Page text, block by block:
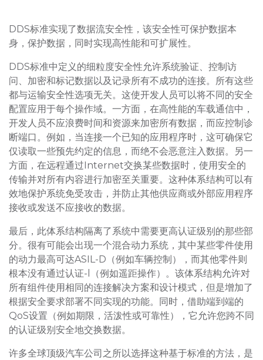
DDS标准实现了数据流安全性，该安全性可保护数据本
身，保护数据，同时实现高性能和可扩展性。
DDS标准中定义的细粒度安全性允许系统验证、控制访
问、加密和标记数据以及记录所有不成功的连接。所有这些
都与运输安全性选项无关。这使开发人员可以将不同的安全
配置应用于每个操作域。一方面，在高性能的车载通信中，
开发人员不应浪费时间和资源来加密所有数据，而应控制诊
断端口。例如，当连接一个已知的应用程序时，这可确保它
仅读取一些预先约定的信息，而绝不会恶意注入数据。另一
方面，在远程通过Internet交换某些数据时，使用安全的
传输并对所有内容进行加密至关重要。这种体系结构可以有
效地保护系统免受攻击，并防止其他供应商或外部应用程序
接收或发送不应接收的数据。
最后，此体系结构隔离了系统中需要更高认证级别的那些部
分。很有可能会出现一个混合动力系统，其中某些零件使用
的动力最高可达ASIL-D（例如车辆控制），而其他零件则
根本没有通过认证-l（例如遥距操作）。该体系结构允许对
所有组件使用相同的连接解决方案和设计模式，但是增加了
根据安全要求部署不同实现的功能。同时，借助端到端的
QoS设置（例如期限，活泼性或可靠性），它允许您跨不同
的认证级别安全地交换数据。
许多全球顶级汽车公司之所以选择这种基于标准的方法，是